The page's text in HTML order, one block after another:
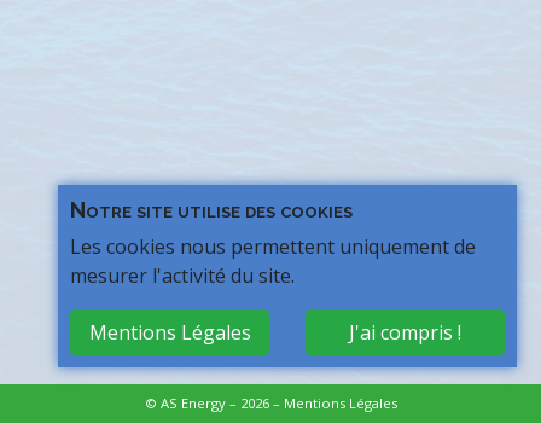
© AS Energy – 2026 – Mentions Légales
Notre site utilise des cookies
Les cookies nous permettent uniquement de
mesurer l'activité du site.
Mentions Légales J'ai compris !